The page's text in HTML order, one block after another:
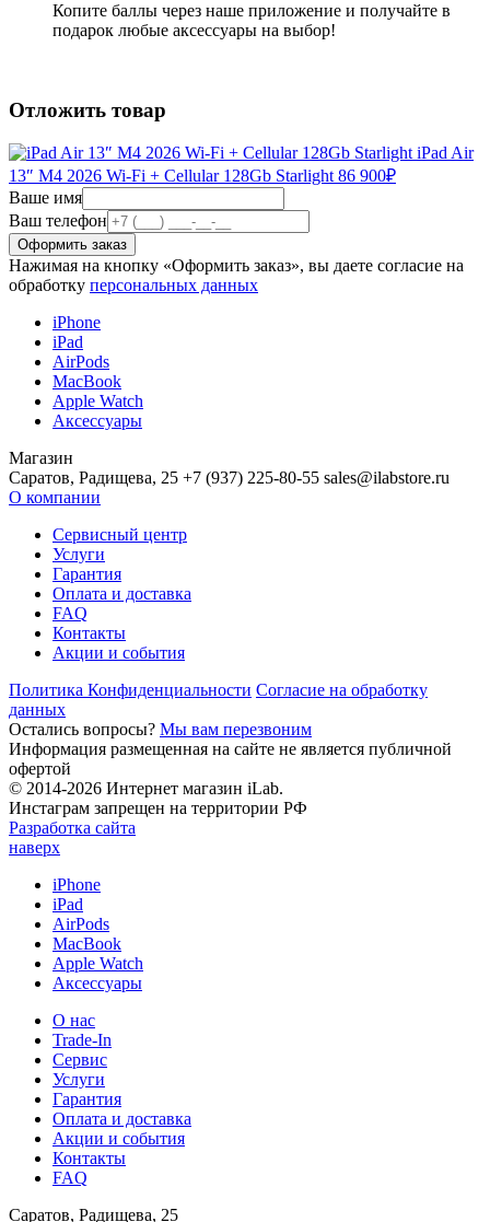
Копите баллы через наше приложение и получайте в
подарок любые аксессуары на выбор!
Отложить товар
iPad Air
13″ M4 2026 Wi-Fi + Cellular 128Gb Starlight 86 900₽
Ваше имя
Ваш телефон
Нажимая на кнопку «Оформить заказ», вы даете согласие на
обработку персональных данных
iPhone
iPad
AirPods
MacBook
Apple Watch
Аксессуары
Магазин
Саратов, Радищева, 25 +7 (937) 225-80-55 sales@ilabstore.ru
О компании
Сервисный центр
Услуги
Гарантия
Оплата и доставка
FAQ
Контакты
Акции и события
Политика Конфиденциальности Согласие на обработку
данных
Остались вопросы? Мы вам перезвоним
Информация размещенная на сайте не является публичной
офертой
© 2014-2026 Интернет магазин iLab.
Инстаграм запрещен на территории РФ
Разработка сайта
наверх
iPhone
iPad
AirPods
MacBook
Apple Watch
Аксессуары
О нас
Trade-In
Сервис
Услуги
Гарантия
Оплата и доставка
Акции и события
Контакты
FAQ
Саратов, Радищева, 25